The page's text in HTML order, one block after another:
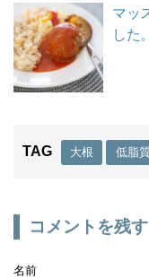
マッ
した
TAG 大根 低脂
コメントを残す
名前